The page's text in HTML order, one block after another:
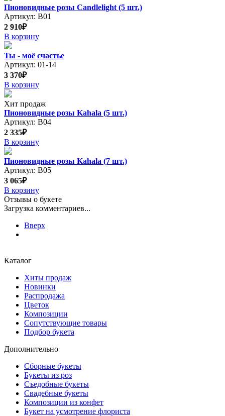
Пионовидные розы Candlelight (5 шт.)
Артикул: В01
2 910₽
В корзину
Ты - моё счастье
Артикул: 01-14
3 370₽
В корзину
Хит продаж
Пионовидные розы Kahala (5 шт.)
Артикул: В04
2 335₽
В корзину
Пионовидные розы Kahala (7 шт.)
Артикул: В05
3 065₽
В корзину
Отзывы о букете
Загрузка комментариев...
Вверх
Каталог
Хиты продаж
Новинки
Распродажа
Цветок
Композиции
Сопутствующие товары
Подбор букета
Дополнительно
Сборные букеты
Букеты из роз
Съедобные букеты
Свадебные букеты
Композиции из конфет
Букет на усмотрение флориста